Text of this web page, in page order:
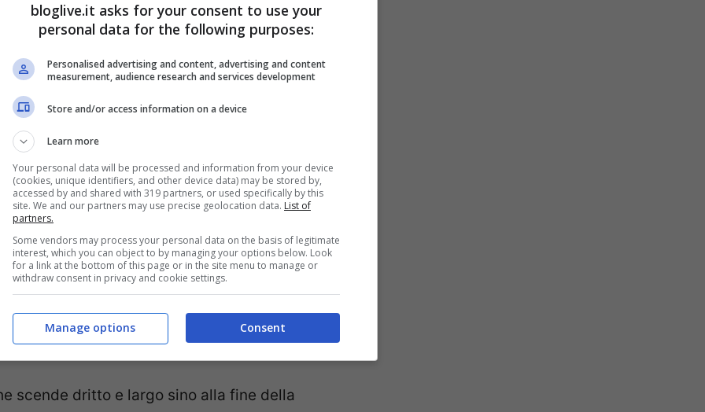
sono uno dei modelli più diffusi in
senza essere stretti, a polpaccio e
versatilità adattandosi a qualsiasi
per qualsiasi body shape.
scende dritto e largo sino alla fine della
bloglive.it asks for your consent to use your
personal data for the following purposes:
Personalised advertising and content, advertising and content
measurement, audience research and services development
Store and/or access information on a device
Learn more
Your personal data will be processed and information from your device
(cookies, unique identifiers, and other device data) may be stored by,
accessed by and shared with 319 partners, or used specifically by this
site. We and our partners may use precise geolocation data. List of
partners.
Some vendors may process your personal data on the basis of legitimate
interest, which you can object to by managing your options below. Look
for a link at the bottom of this page or in the site menu to manage or
withdraw consent in privacy and cookie settings.
Consent
Manage options